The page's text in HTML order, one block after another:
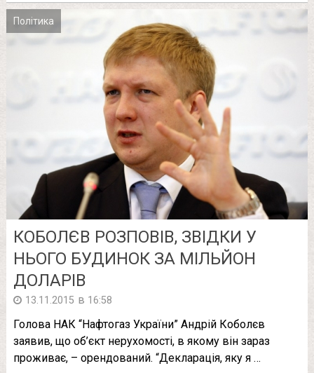
Політика
КОБОЛЄВ РОЗПОВІВ, ЗВІДКИ У
НЬОГО БУДИНОК ЗА МІЛЬЙОН
ДОЛАРІВ
13.11.2015 в 16:58
Голова НАК “Нафтогаз України” Андрій Коболєв
заявив, що об’єкт нерухомості, в якому він зараз
проживає, – орендований. “Декларація, яку я …